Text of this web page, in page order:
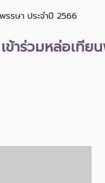
รรษา ประจำปี 2566
าร่วมหล่อเทีย